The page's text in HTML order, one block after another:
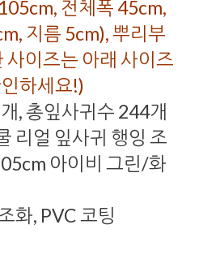
전체폭 45cm,
지름 5cm), 뿌리부
이즈는 아래 사이즈
하세요!)
, 총잎사귀수 244개
리얼 잎사귀 행잉 조
아이비 그린/화
화, PVC 코팅